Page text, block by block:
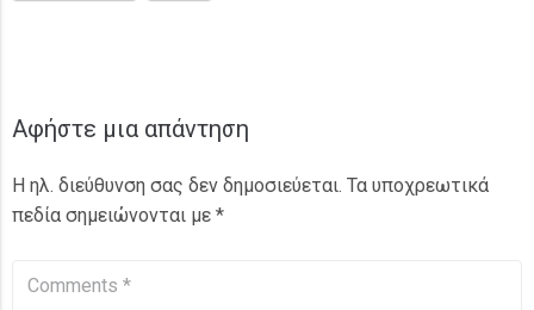
Αφήστε μια απάντηση
Η ηλ. διεύθυνση σας δεν δημοσιεύεται. Τα υποχρεωτικά
πεδία σημειώνονται με *